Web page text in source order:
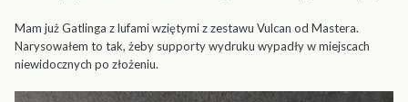
Mam już Gatlinga z lufami wziętymi z zestawu Vulcan od Mastera.
Narysowałem to tak, żeby supporty wydruku wypadły w miejscach
niewidocznych po złożeniu.